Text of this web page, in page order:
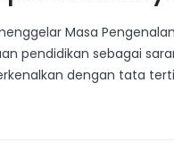
Masa
pendidikan sebagai
dengan tata